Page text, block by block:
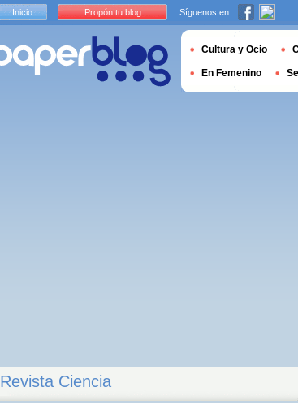
Revista Ciencia
Inicio Propón tu blog Síguenos en
Cultura y Ocio
En Femenino